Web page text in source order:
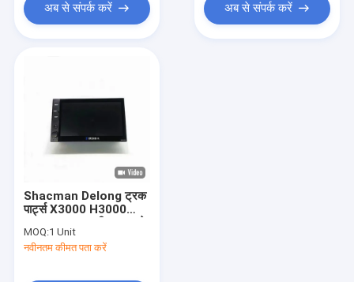
अब से संपर्क करें अब से संपर्क करें
Shacman Delong ट्रक
पार्ट्स X3000 H3000
स्क्रीन ट्रक मरम्मत के लिए
कार डिस्प्ले थोक
MOQ:1 Unit
नवीनतम कीमत पता करें